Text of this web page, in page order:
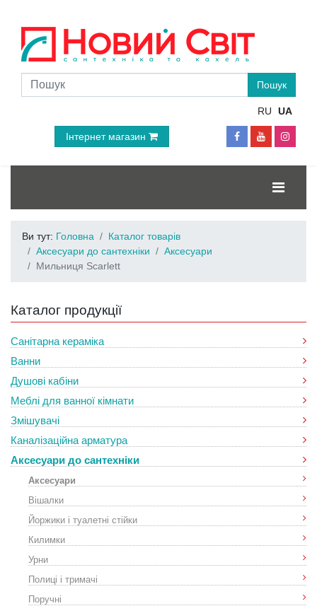
RU UA
Інтернет магазин
Ви тут: Головна
Каталог товарів
Аксесуари до сантехніки
Аксесуари
Мильниця Scarlett
Каталог продукції
Санітарна кераміка
Ванни
Душові кабіни
Меблі для ванної кімнати
Змішувачі
Каналізаційна арматура
Аксесуари до сантехніки
Аксесуари
Вішалки
Йоржики і туалетні стійки
Килимки
Урни
Полиці і тримачі
Поручні